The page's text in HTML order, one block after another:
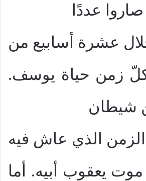
عددًا
عشرة أسابيع من
كلّ زمن حياة يوسف.
الذي عاش فيه
يعقوب أبيه. أما